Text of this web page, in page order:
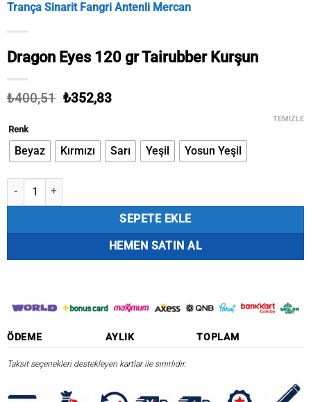
Trança Sinarit Fangri Antenli Mercan
Dragon Eyes 120 gr Tairubber Kurşun
₺400,51 Orijinal
₺352,83Şu
₺352,83.
Renk
Beyaz Kırmızı Sarı Yeşil Yosun Yeşil
TEMIZLE
Dragon Eyes 120 gr Tairubber Kurşun adet
SEPETE EKLE
HEMEN SATIN AL
ÖDEME AYLIK TOPLAM
Taksit seçenekleri destekleyen kartlar ile sınırlıdır.